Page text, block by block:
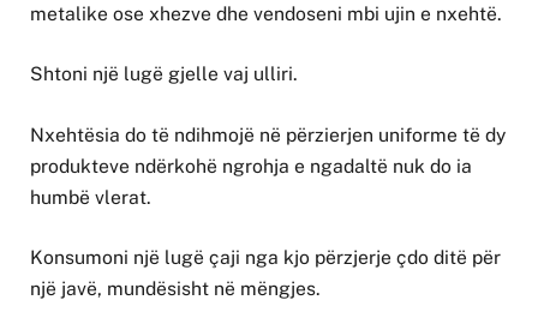
metalike ose xhezve dhe vendoseni mbi ujin e nxehtë.
Shtoni një lugë gjelle vaj ulliri.
Nxehtësia do të ndihmojë në përzierjen uniforme të dy
produkteve ndërkohë ngrohja e ngadaltë nuk do ia
humbë vlerat.
Konsumoni një lugë çaji nga kjo përzjerje çdo ditë për
një javë, mundësisht në mëngjes.